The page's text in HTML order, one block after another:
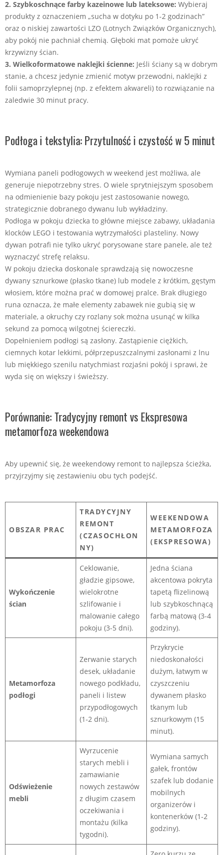
2. Szybkoschnące farby kazeinowe lub lateksowe: Wybieraj
produkty z oznaczeniem „sucha w dotyku po 1-2 godzinach”
oraz o niskiej zawartości LZO (Lotnych Związków Organicznych),
aby pokój nie pachniał chemią. Głęboki mat pomoże ukryć
krzywizny ścian.
3. Wielkoformatowe naklejki ścienne: Jeśli ściany są w dobrym
stanie, a chcesz jedynie zmienić motyw przewodni, naklejki z
folii samoprzylepnej (np. z efektem akwareli) to rozwiązanie na
zaledwie 30 minut pracy.
Podłoga i tekstylia: Przytulność i czystość w 5 minut
Wymiana paneli podłogowych w weekend jest możliwa, ale
generuje niepotrzebny stres. O wiele sprytniejszym sposobem
na odmienienie bazy pokoju jest zastosowanie nowego,
strategicznie dobranego dywanu lub wykładziny.
Podłoga w pokoju dziecka to główne miejsce zabawy, układania
klocków LEGO i testowania wytrzymałości plasteliny. Nowy
dywan potrafi nie tylko ukryć porysowane stare panele, ale też
wyznaczyć strefę relaksu.
W pokoju dziecka doskonale sprawdzają się nowoczesne
dywany sznurkowe (płasko tkane) lub modele z krótkim, gęstym
włosiem, które można prać w domowej pralce. Brak długiego
runa oznacza, że małe elementy zabawek nie gubią się w
materiale, a okruchy czy rozlany sok można usunąć w kilka
sekund za pomocą wilgotnej ściereczki.
Dopełnieniem podłogi są zasłony. Zastąpienie ciężkich,
ciemnych kotar lekkimi, półprzepuszczalnymi zasłonami z lnu
lub miękkiego szenilu natychmiast rozjaśni pokój i sprawi, że
wyda się on większy i świeższy.
Porównanie: Tradycyjny remont vs Ekspresowa
metamorfoza weekendowa
Aby upewnić się, że weekendowy remont to najlepsza ścieżka,
przyjrzyjmy się zestawieniu obu tych podejść.
OBSZAR PRAC
TRADYCYJNY
REMONT
(CZASOCHŁON
NY)
WEEKENDOWA
METAMORFOZA
(EKSPRESOWA)
Wykończenie
ścian
Ceklowanie,
gładzie gipsowe,
wielokrotne
szlifowanie i
malowanie całego
pokoju (3-5 dni).
Jedna ściana
akcentowa pokryta
tapetą flizelinową
lub szybkoschnącą
farbą matową (3-4
godziny).
Metamorfoza
podłogi
Zerwanie starych
desek, układanie
nowego podkładu,
paneli i listew
przypodłogowych
(1-2 dni).
Przykrycie
niedoskonałości
dużym, łatwym w
czyszczeniu
dywanem płasko
tkanym lub
sznurkowym (15
minut).
Odświeżenie
mebli
Wyrzucenie
starych mebli i
zamawianie
nowych zestawów
z długim czasem
oczekiwania i
montażu (kilka
tygodni).
Wymiana samych
gałek, frontów
szafek lub dodanie
mobilnych
organizerów i
kontenerków (1-2
godziny).